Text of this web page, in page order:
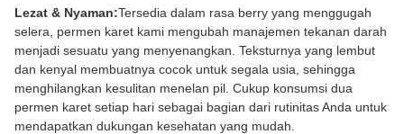
Lezat & Nyaman:Tersedia dalam rasa berry yang menggugah
selera, permen karet kami mengubah manajemen tekanan darah
menjadi sesuatu yang menyenangkan. Teksturnya yang lembut
dan kenyal membuatnya cocok untuk segala usia, sehingga
menghilangkan kesulitan menelan pil. Cukup konsumsi dua
permen karet setiap hari sebagai bagian dari rutinitas Anda untuk
mendapatkan dukungan kesehatan yang mudah.